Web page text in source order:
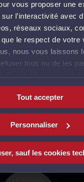
vous proposer une
l’interactivité avec
réseaux sociaux,
le respect de votre
nous vous laissons
tous ou de les
du site.
Tout accepter
Personnaliser
sauf les cookies
: la facturation